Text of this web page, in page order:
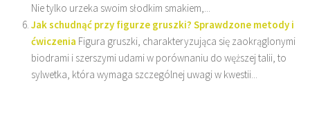
Nie tylko urzeka swoim słodkim smakiem,...
Jak schudnąć przy figurze gruszki? Sprawdzone metody i
ćwiczenia Figura gruszki, charakteryzująca się zaokrąglonymi
biodrami i szerszymi udami w porównaniu do węższej talii, to
sylwetka, która wymaga szczególnej uwagi w kwestii...